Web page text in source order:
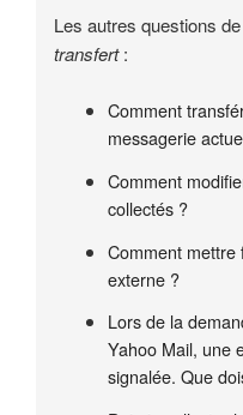
Les autres questions
transfert:
Comment
messagerie
Comment
collectés ?
Comment mettre
externe ?
Lors de la
Yahoo Mail, une
signalée. Que